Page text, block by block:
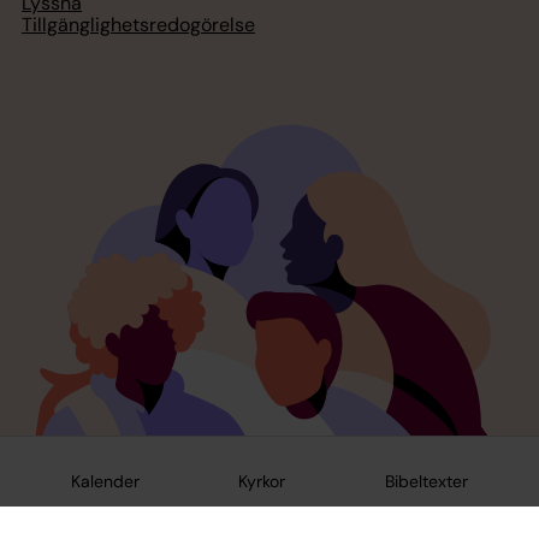
Kalender Kyrkor Bibeltexter
Tillgänglighetsredogörelse